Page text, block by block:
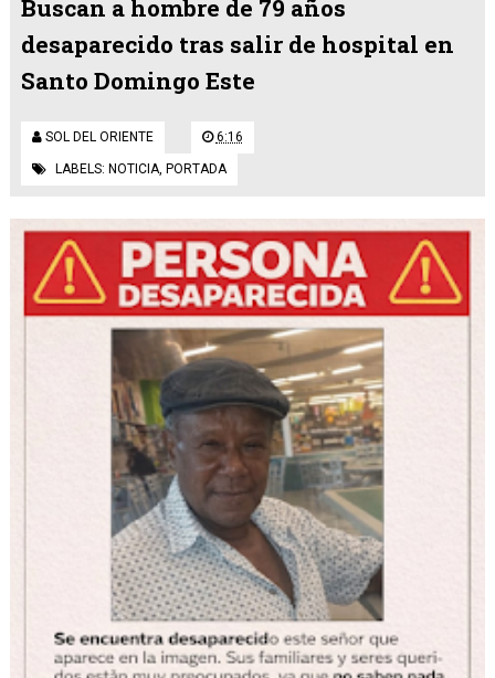
Buscan a hombre de 79 años
desaparecido tras salir de hospital en
Santo Domingo Este
SOL DEL ORIENTE 6:16
LABELS: NOTICIA, PORTADA